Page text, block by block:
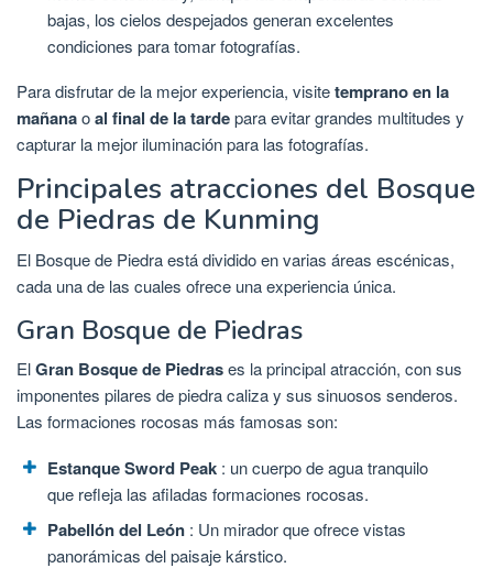
bajas, los cielos despejados generan excelentes
condiciones para tomar fotografías.
Para disfrutar de la mejor experiencia, visitetemprano en la
mañanaoal final de la tardepara evitar grandes multitudes y
capturar la mejor iluminación para las fotografías.
Principales atracciones del Bosque
de Piedras de Kunming
El Bosque de Piedra está dividido en varias áreas escénicas,
cada una de las cuales ofrece una experiencia única.
Gran Bosque de Piedras
ElGran Bosque de Piedrases la principal atracción, con sus
imponentes pilares de piedra caliza y sus sinuosos senderos.
Las formaciones rocosas más famosas son:
Estanque Sword Peak : un cuerpo de agua tranquilo
que refleja las afiladas formaciones rocosas.
Pabellón del León : Un mirador que ofrece vistas
panorámicas del paisaje kárstico.